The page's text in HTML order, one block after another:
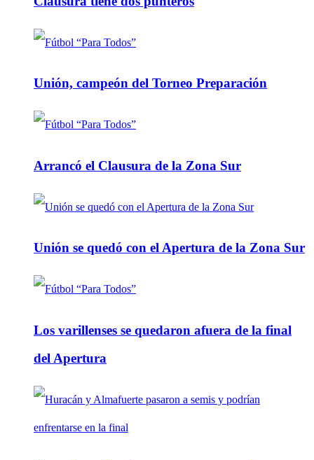
Unión, campeón del Torneo Preparación
Arrancó el Clausura de la Zona Sur
Unión se quedó con el Apertura de la Zona Sur
Los varillenses se quedaron afuera de la final
del Apertura